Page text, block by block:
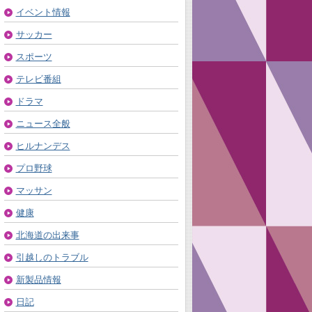
イベント情報
サッカー
スポーツ
テレビ番組
ドラマ
ニュース全般
ヒルナンデス
プロ野球
マッサン
健康
北海道の出来事
引越しのトラブル
新製品情報
日記